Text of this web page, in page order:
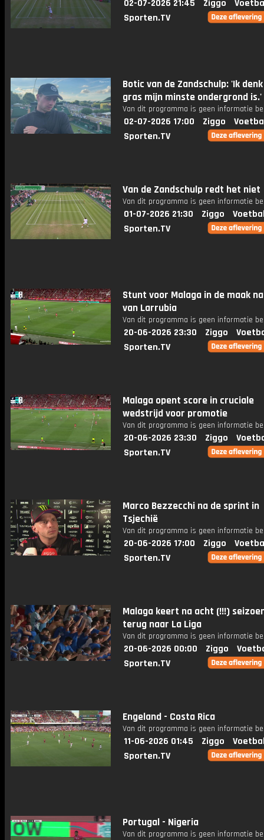
02-07-2026 21:45 Ziggo
Sporten.TV
Botic van de Zandschulp: 'Ik
gras mijn minste ondergrond is.'
Van dit programma is geen informatie
02-07-2026 17:00 Ziggo
Sporten.TV
Van de Zandschulp redt het niet
Van dit programma is geen informatie
01-07-2026 21:30 Ziggo
Sporten.TV
Stunt voor Malaga in de maak
van Larrubia
Van dit programma is geen informatie
20-06-2026 23:30 Ziggo
Sporten.TV
Malaga opent score in cruciale
wedstrijd voor promotie
Van dit programma is geen informatie
20-06-2026 23:30 Ziggo
Sporten.TV
Marco Bezzecchi na de sprint in
Tsjechië
Van dit programma is geen informatie
20-06-2026 17:00 Ziggo
Sporten.TV
Malaga keert na acht (!!!)
terug naar La Liga
Van dit programma is geen informatie
20-06-2026 00:00 Ziggo
Sporten.TV
Engeland - Costa Rica
Van dit programma is geen informatie
11-06-2026 01:45 Ziggo
Sporten.TV
Portugal - Nigeria
Van dit programma is geen informatie